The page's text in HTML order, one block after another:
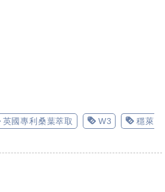
英國專利桑葉萃取 W3
穩萊